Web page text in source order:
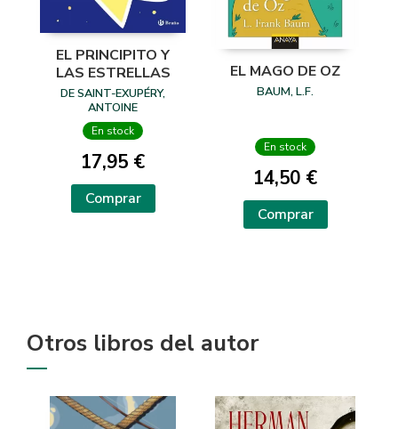
EL PRINCIPITO Y
LAS ESTRELLAS
DE SAINT-EXUPÉRY,
ANTOINE
En stock
17,95 €
Comprar
EL MAGO DE OZ
BAUM, L.F.
En stock
14,50 €
Comprar
Otros libros del autor